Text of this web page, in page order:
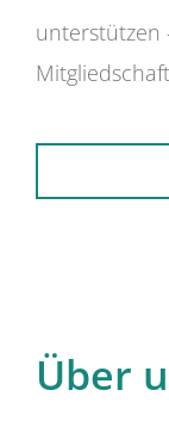
unterstützen
Über